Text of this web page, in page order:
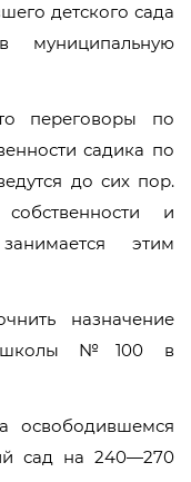
детского сада
переговоры по
садика по
до сих пор.
и
этим
назначение
школы №100 в
освободившемся
сад на 240—270